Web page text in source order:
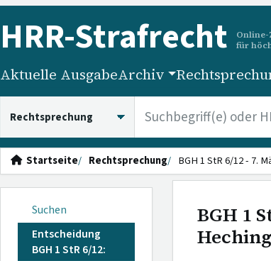
HRR-Strafrecht
für
Aktuelle AusgabeArchiv
Startseite Rechtsprechung BGH 1 StR 6/12 - 7.
Suchen
Entscheidung
BGH 1 StR 6/12:
BGH 1